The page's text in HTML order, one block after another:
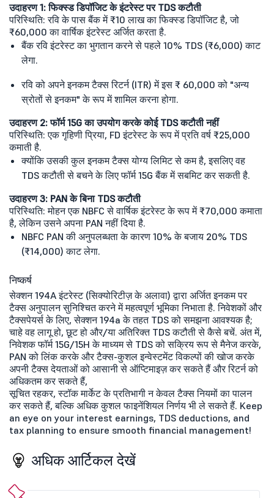
उदाहरण 1: फिक्स्ड डिपॉजिट के इंटरेस्ट पर TDS कटौती
परिस्थिति: रवि के पास बैंक में ₹10 लाख का फिक्स्ड डिपॉजिट है, जो
₹60,000 का वार्षिक इंटरेस्ट अर्जित करता है.
बैंक रवि इंटरेस्ट का भुगतान करने से पहले 10% TDS (₹6,000) काट
लेगा.
रवि को अपने इनकम टैक्स रिटर्न (ITR) में इस ₹ 60,000 को "अन्य
स्रोतों से इनकम" के रूप में शामिल करना होगा.
उदाहरण 2: फॉर्म 15G का उपयोग करके कोई TDS कटौती नहीं
परिस्थिति: एक गृहिणी प्रिया, FD इंटरेस्ट के रूप में प्रति वर्ष ₹25,000
कमाती है.
क्योंकि उसकी कुल इनकम टैक्स योग्य लिमिट से कम है, इसलिए वह
TDS कटौती से बचने के लिए फॉर्म 15G बैंक में सबमिट कर सकती है.
उदाहरण 3: PAN के बिना TDS कटौती
परिस्थिति: मोहन एक NBFC से वार्षिक इंटरेस्ट के रूप में ₹70,000 कमाता
है, लेकिन उसने अपना PAN नहीं दिया है.
NBFC PAN की अनुपलब्धता के कारण 10% के बजाय 20% TDS
(₹14,000) काट लेगा.
निष्कर्ष
सेक्शन 194A इंटरेस्ट (सिक्योरिटीज़ के अलावा) द्वारा अर्जित इनकम पर
टैक्स अनुपालन सुनिश्चित करने में महत्वपूर्ण भूमिका निभाता है. निवेशकों और
टैक्सपेयर्स के लिए, सेक्शन 194a के तहत TDS को समझना आवश्यक है;
चाहे वह लागू हो, छूट हो और/या अतिरिक्त TDS कटौती से कैसे बचें. अंत में,
निवेशक फॉर्म 15G/15H के माध्यम से TDS को सक्रिय रूप से मैनेज करके,
PAN को लिंक करके और टैक्स-कुशल इन्वेस्टमेंट विकल्पों की खोज करके
अपनी टैक्स देयताओं को आसानी से ऑप्टिमाइज़ कर सकते हैं और रिटर्न को
अधिकतम कर सकते हैं,
सूचित रहकर, स्टॉक मार्केट के प्रतिभागी न केवल टैक्स नियमों का पालन
कर सकते हैं, बल्कि अधिक कुशल फाइनेंशियल निर्णय भी ले सकते हैं. Keep
an eye on your interest earnings, TDS deductions, and
tax planning to ensure smooth financial management!
अधिक आर्टिकल देखें